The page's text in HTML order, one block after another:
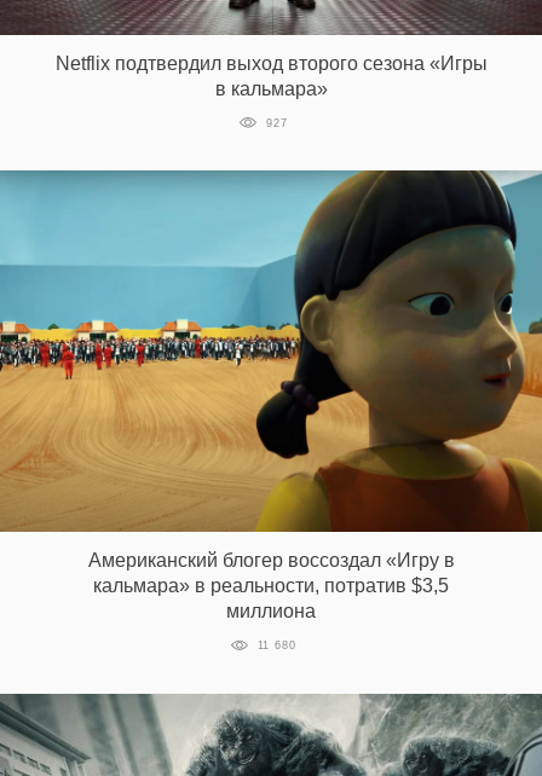
Netflix подтвердил выход второго сезона «Игры
в кальмара»
927
Американский блогер воссоздал «Игру в
кальмара» в реальности, потратив $3,5
миллиона
11 680